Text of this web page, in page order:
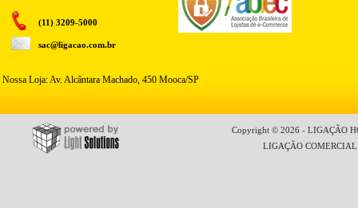
(11) 3209-5000
sac@ligacao.com.br
Nossa Loja: Av. Alcântara Machado, 450 Mooca/SP
Copyright © 2026 - LIGAÇÃO
LIGAÇÃO